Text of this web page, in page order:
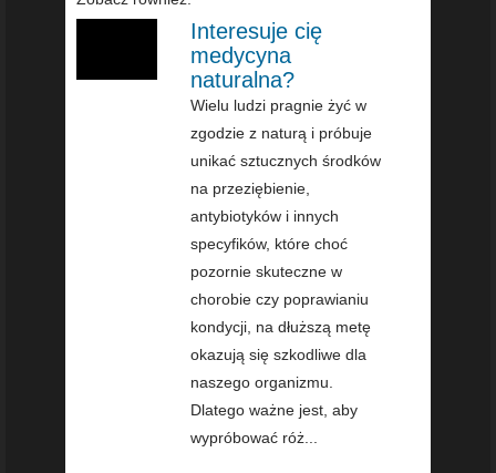
Interesuje cię
medycyna
naturalna?
Wielu ludzi pragnie żyć w
zgodzie z naturą i próbuje
unikać sztucznych środków
na przeziębienie,
antybiotyków i innych
specyfików, które choć
pozornie skuteczne w
chorobie czy poprawianiu
kondycji, na dłuższą metę
okazują się szkodliwe dla
naszego organizmu.
Dlatego ważne jest, aby
wypróbować róż...